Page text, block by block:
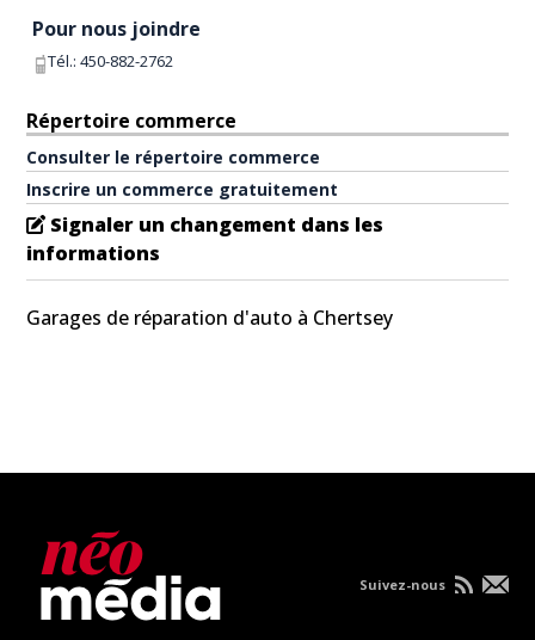
Pour nous joindre
Tél.:450-882-2762
Répertoire commerce
Consulter le répertoire commerce
Inscrire un commerce gratuitement
Signaler un changement dans les
informations
Garages de réparation d'auto à Chertsey
Suivez-nous